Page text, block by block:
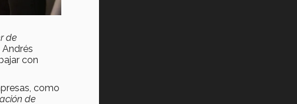
de
con
como
de